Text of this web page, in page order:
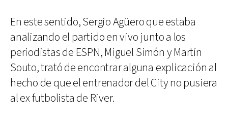
En este sentido, Sergio Agüero que estaba
analizando el partido en vivo junto a los
periodistas de ESPN, Miguel Simón y Martín
Souto, trató de encontrar alguna explicación al
hecho de que el entrenador del City no pusiera
al ex futbolista de River.